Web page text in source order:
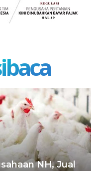
NH, Jual